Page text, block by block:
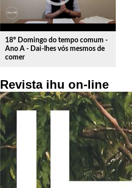
18º Domingo do tempo comum -
Ano A - Dai-lhes vós mesmos de
comer
Revista ihu on-line